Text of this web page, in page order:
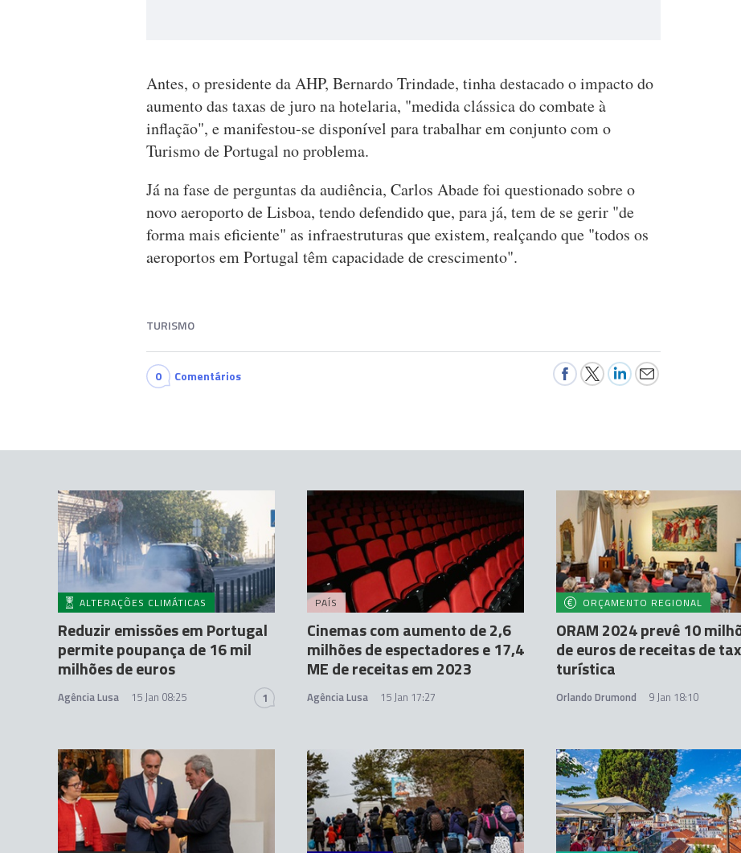
Antes, o presidente da AHP, Bernardo Trindade, tinha destacado o impacto do
aumento das taxas de juro na hotelaria, "medida clássica do combate à
inflação", e manifestou-se disponível para trabalhar em conjunto com o
Turismo de Portugal no problema.
Já na fase de perguntas da audiência, Carlos Abade foi questionado sobre o
novo aeroporto de Lisboa, tendo defendido que, para já, tem de se gerir "de
forma mais eficiente" as infraestruturas que existem, realçando que "todos os
aeroportos em Portugal têm capacidade de crescimento".
TURISMO
0 Comentários
ALTERAÇÕES CLIMÁTICAS
Reduzir emissões em Portugal
permite poupança de 16 mil
milhões de euros
Agência Lusa 15 Jan 08:25 1
PAÍS
Cinemas com aumento de 2,6
milhões de espectadores e 17,4
ME de receitas em 2023
Agência Lusa 15 Jan 17:27
ORÇAMENTO REGIONAL
ORAM 2024 prevê 10
de euros de receitas de
turística
Orlando Drumond 9 Jan 18:10